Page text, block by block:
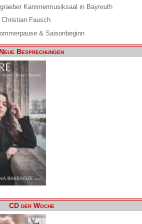
Kammermusiksaal in Bayreuth
Fausch
& Saisonbeginn
Neue Besprechungen
CD der Woche